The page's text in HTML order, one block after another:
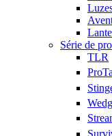
Série de
TLR